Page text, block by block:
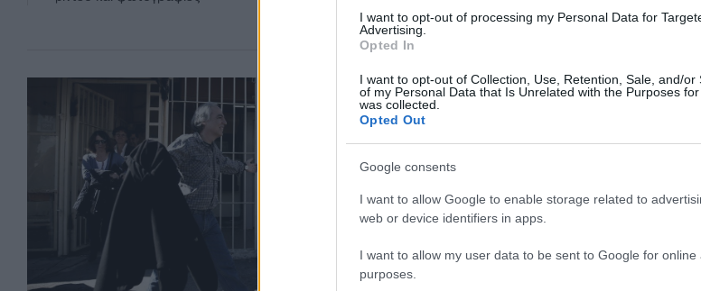
I want to opt-out of processing my Personal Data for
Advertising.
Opted In
I want to opt-out of Collection, Use, Retention, Sale, and/or
of my Personal Data that Is Unrelated with the Purposes
was collected.
Opted Out
Google consents
I want to allow Google to enable storage related to
web or device identifiers in apps.
I want to allow my user data to be sent to Google for online
purposes.